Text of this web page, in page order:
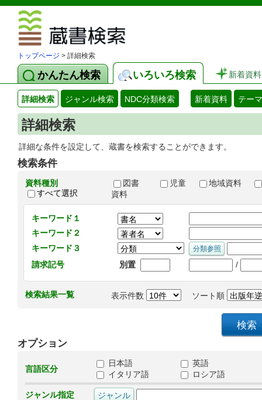
トップページ > 詳細検索
かんたん検索 いろいろ検索 新着資料
詳細検索 ジャンル検索 NDC分類検索 新着資料 テー
詳細検索
詳細な条件を設定して、蔵書を検索することができます。
検索条件
資料種別
すべて選択
図書 児童
地域資料
資料
キーワード１
キーワード２
キーワード３
請求記号
別置 /
検索結果一覧 表示件数 ソート順
オプション
言語区分
日本語
英語
イタリア語
ロシア語
ジャンル指定